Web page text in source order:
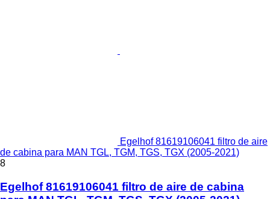
Egelhof 81619106041 filtro de aire
de cabina para MAN TGL, TGM, TGS, TGX (2005-2021)
8
Egelhof 81619106041 filtro de aire de cabina